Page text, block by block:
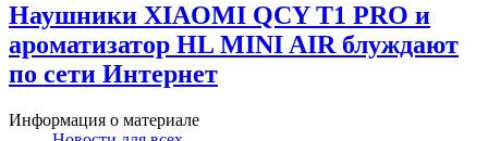
Наушники XIAOMI QCY T1 PRO и
ароматизатор HL MINI AIR блуждают
по сети Интернет
Информация о материале